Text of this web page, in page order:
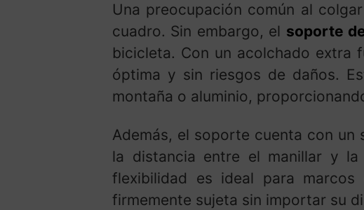
Una preocupación común al
cuadro. Sin embargo, el soporte
bicicleta. Con un acolchado extra
óptima y sin riesgos de daños.
montaña o aluminio,
Además, el soporte cuenta con
la distancia entre el manillar y la
flexibilidad es ideal para
firmemente sujeta sin importar su